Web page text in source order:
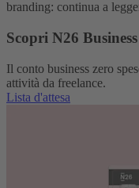
branding: continua a
Scopri N26 Business
Il conto business zero
attività da freelance.
Lista d'attesa